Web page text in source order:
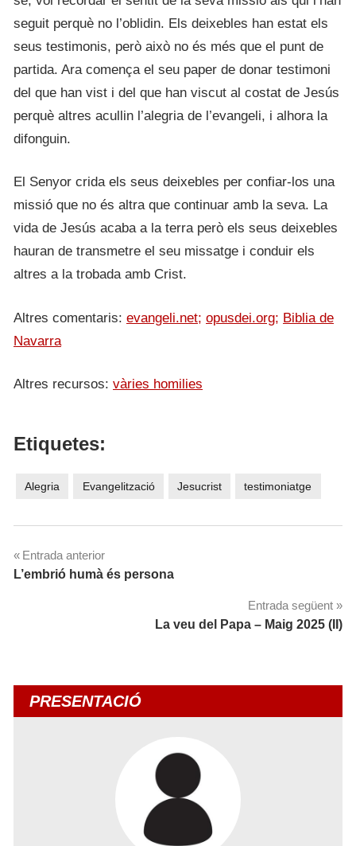
seguit perquè no l’oblidin. Els deixebles han estat els
seus testimonis, però això no és més que el punt de
partida. Ara comença el seu paper de donar testimoni
del que han vist i del que han viscut al costat de Jesús
perquè altres acullin l’alegria de l’evangeli, i alhora la
difonguin.
El Senyor crida els seus deixebles per confiar-los una
missió que no és altra que continuar amb la seva. La
vida de Jesús acaba a la terra però els seus deixebles
hauran de transmetre el seu missatge i conduir els
altres a la trobada amb Crist.
Altres comentaris: evangeli.net; opusdei.org; Biblia de
Navarra
Altres recursos: vàries homilies
Etiquetes:
Alegria Evangelització Jesucrist testimoniatge
Navegació
Entrada anterior
L’embrió humà és persona
Entrada següent
La veu del Papa – Maig 2025 (II)
PRESENTACIÓ